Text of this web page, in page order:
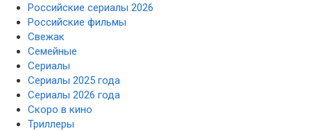
Российские сериалы 2026
Российские фильмы
Свежак
Семейные
Сериалы
Сериалы 2025 года
Сериалы 2026 года
Скоро в кино
Триллеры